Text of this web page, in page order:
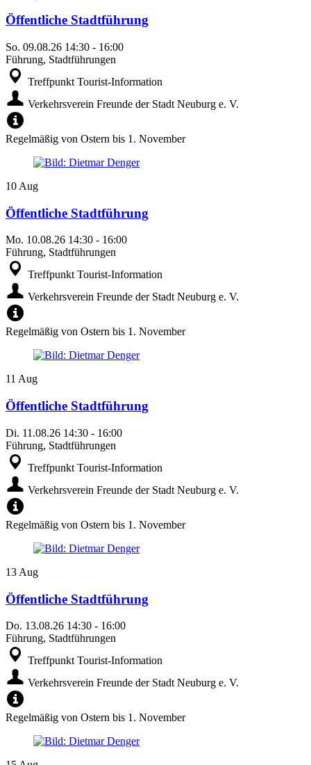
Öffentliche Stadtführung
So. 09.08.26 14:30 - 16:00
Führung, Stadtführungen
Treffpunkt Tourist-Information
Verkehrsverein Freunde der Stadt Neuburg e. V.
Regelmäßig von Ostern bis 1. November
10 Aug
Öffentliche Stadtführung
Mo. 10.08.26 14:30 - 16:00
Führung, Stadtführungen
Treffpunkt Tourist-Information
Verkehrsverein Freunde der Stadt Neuburg e. V.
Regelmäßig von Ostern bis 1. November
11 Aug
Öffentliche Stadtführung
Di. 11.08.26 14:30 - 16:00
Führung, Stadtführungen
Treffpunkt Tourist-Information
Verkehrsverein Freunde der Stadt Neuburg e. V.
Regelmäßig von Ostern bis 1. November
13 Aug
Öffentliche Stadtführung
Do. 13.08.26 14:30 - 16:00
Führung, Stadtführungen
Treffpunkt Tourist-Information
Verkehrsverein Freunde der Stadt Neuburg e. V.
Regelmäßig von Ostern bis 1. November